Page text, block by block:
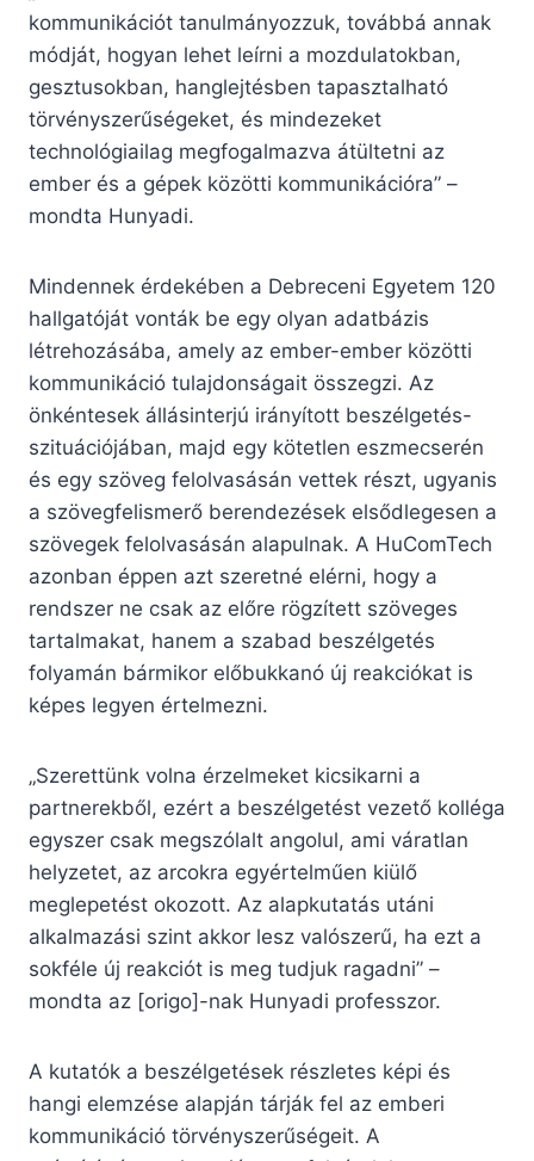
kommunikációt tanulmányozzuk, továbbá annak
módját, hogyan lehet leírni a mozdulatokban,
gesztusokban, hanglejtésben tapasztalható
törvényszerűségeket, és mindezeket
technológiailag megfogalmazva átültetni az
ember és a gépek közötti kommunikációra” –
mondta Hunyadi.
Mindennek érdekében a Debreceni Egyetem 120
hallgatóját vonták be egy olyan adatbázis
létrehozásába, amely az ember-ember közötti
kommunikáció tulajdonságait összegzi. Az
önkéntesek állásinterjú irányított beszélgetés-
szituációjában, majd egy kötetlen eszmecserén
és egy szöveg felolvasásán vettek részt, ugyanis
a szövegfelismerő berendezések elsődlegesen a
szövegek felolvasásán alapulnak. A HuComTech
azonban éppen azt szeretné elérni, hogy a
rendszer ne csak az előre rögzített szöveges
tartalmakat, hanem a szabad beszélgetés
folyamán bármikor előbukkanó új reakciókat is
képes legyen értelmezni.
„Szerettünk volna érzelmeket kicsikarni a
partnerekből, ezért a beszélgetést vezető kolléga
egyszer csak megszólalt angolul, ami váratlan
helyzetet, az arcokra egyértelműen kiülő
meglepetést okozott. Az alapkutatás utáni
alkalmazási szint akkor lesz valószerű, ha ezt a
sokféle új reakciót is meg tudjuk ragadni” –
mondta az [origo]-nak Hunyadi professzor.
A kutatók a beszélgetések részletes képi és
hangi elemzése alapján tárják fel az emberi
kommunikáció törvényszerűségeit. A